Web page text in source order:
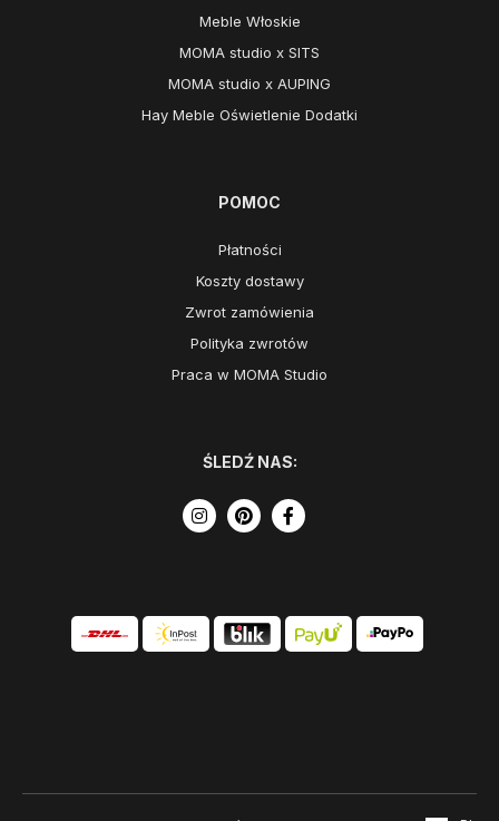
Meble Włoskie
MOMA studio x SITS
MOMA studio x AUPING
Hay Meble Oświetlenie Dodatki
POMOC
Płatności
Koszty dostawy
Zwrot zamówienia
Polityka zwrotów
Praca w MOMA Studio
ŚLEDŹ NAS: